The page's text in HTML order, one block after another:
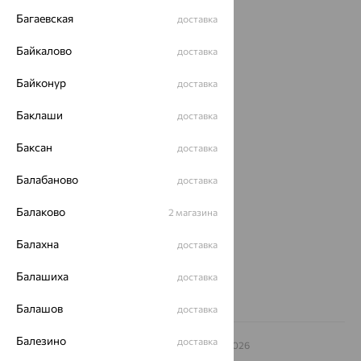
Каталог
Акции
Магазины
ул. Зегеля, 27/2
8 (800) 250-02-30
© ООО «Ювелирный дом «Кристалл»,2009 – 2026
Багаевская доставка
Байкалово доставка
Байконур доставка
Баклаши доставка
Баксан доставка
Балабаново доставка
Балаково 2 магазина
Балахна доставка
Балашиха доставка
Балашов доставка
Балезино доставка